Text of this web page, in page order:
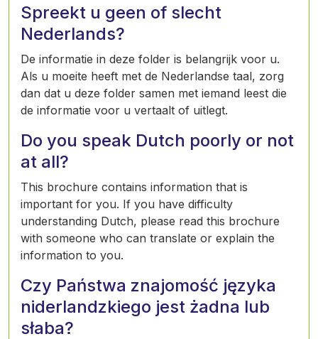
Spreekt u geen of slecht
Nederlands?
De informatie in deze folder is belangrijk voor u.
Als u moeite heeft met de Nederlandse taal, zorg
dan dat u deze folder samen met iemand leest die
de informatie voor u vertaalt of uitlegt.
Do you speak Dutch poorly or not
at all?
This brochure contains information that is
important for you. If you have difficulty
understanding Dutch, please read this brochure
with someone who can translate or explain the
information to you.
Czy Państwa znajomość języka
niderlandzkiego jest żadna lub
słaba?